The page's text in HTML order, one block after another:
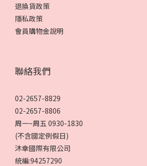
退換貨政策
隱私政策
會員購物金說明
聯絡我們
02-2657-8829
02-2657-8806
周一~周五 0930-1830
(不含國定例假日)
沐幸國際有限公司
統編:94257290